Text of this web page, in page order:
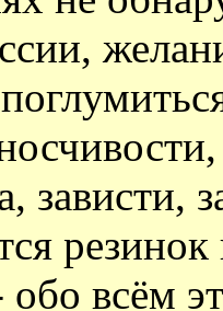
зависти,
всём